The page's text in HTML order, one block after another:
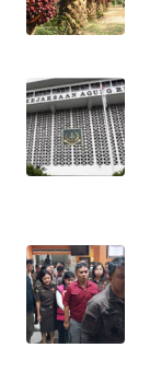
WN
WN
BANTEN
WN
KEPRI